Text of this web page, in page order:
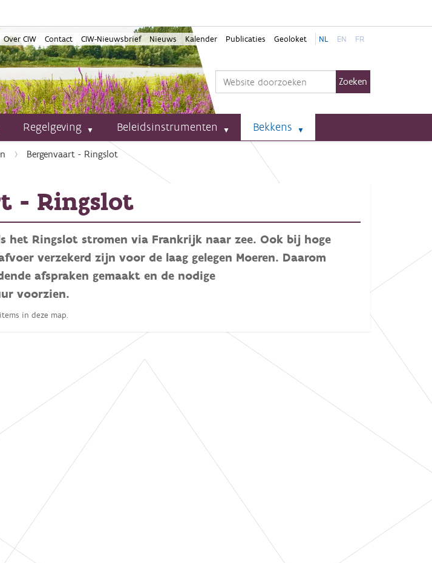
Over CIW Contact CIW-Nieuwsbrief Nieuws Kalender Publicaties Geoloket NL EN FR
Regelgeving Beleidsinstrumenten Bekkens
Bergenvaart - Ringslot
- Ringslot
het Ringslot stromen via Frankrijk naar zee. Ook bij hoge
verzekerd zijn voor de laag gelegen Moeren. Daarom
afspraken gemaakt en de nodige
voorzien.
in deze map.